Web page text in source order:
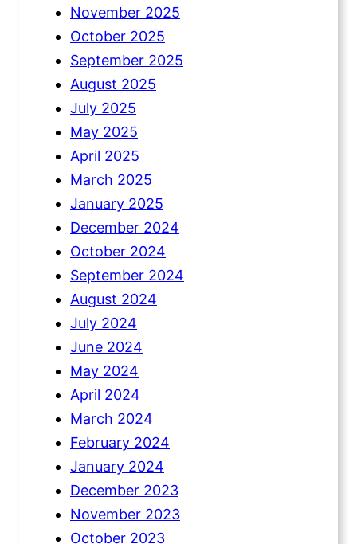
November 2025
October 2025
September 2025
August 2025
July 2025
May 2025
April 2025
March 2025
January 2025
December 2024
October 2024
September 2024
August 2024
July 2024
June 2024
May 2024
April 2024
March 2024
February 2024
January 2024
December 2023
November 2023
October 2023